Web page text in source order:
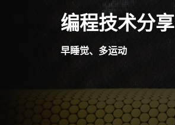
编程技术分享
早睡觉、多运动